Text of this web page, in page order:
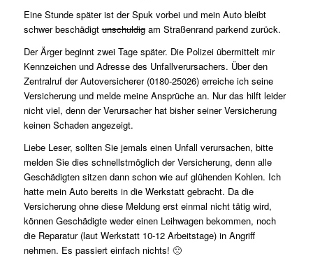
Eine Stunde später ist der Spuk vorbei und mein Auto bleibt
schwer beschädigtunschuldigam Straßenrand parkend zurück.
Der Ärger beginnt zwei Tage später. Die Polizei übermittelt mir
Kennzeichen und Adresse des Unfallverursachers. Über den
Zentralruf der Autoversicherer (0180-25026) erreiche ich seine
Versicherung und melde meine Ansprüche an. Nur das hilft leider
nicht viel, denn der Verursacher hat bisher seiner Versicherung
keinen Schaden angezeigt.
Liebe Leser, sollten Sie jemals einen Unfall verursachen, bitte
melden Sie dies schnellstmöglich der Versicherung, denn alle
Geschädigten sitzen dann schon wie auf glühenden Kohlen. Ich
hatte mein Auto bereits in die Werkstatt gebracht. Da die
Versicherung ohne diese Meldung erst einmal nicht tätig wird,
können Geschädigte weder einen Leihwagen bekommen, noch
die Reparatur (laut Werkstatt 10-12 Arbeitstage) in Angriff
nehmen. Es passiert einfach nichts! 🙁